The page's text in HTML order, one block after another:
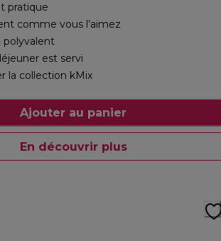
pratique
comme vous l’aimez
polyvalent
est servi
la collection kMix
Ajouter au panier
En découvrir plus